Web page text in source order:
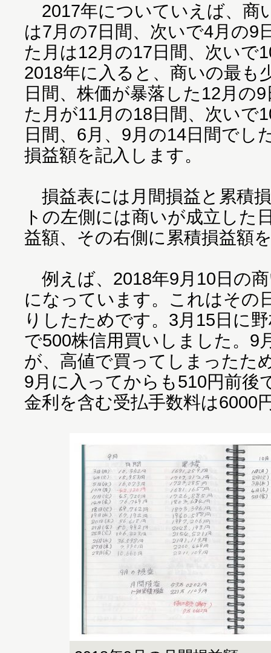
2017年についていえば、商
は7月の7日間、次いで4月の9
た月は12月の17日間、次いで
2018年に入ると、商いの最も
日間、株価が暴落した12月の
た月が11月の18日間、次いで
日間、6月、9月の14日間でし
損益額を記入します。
損益表には月間損益と累積
トの左側には商いが成立した
益額、その右側に累積損益額
例えば、2018年9月10日の
になっています。これはその
りしたためです。3月15日に
で500株信用買いしました。9
が、高値で買ってしまったた
9月に入ってからも510円前後
金利を含む受払手数料は6000